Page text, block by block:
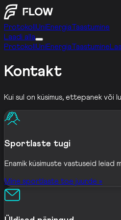
Protokoll UniEnergiaTaastumine
Laadi alla
Protokoll UniEnergiaTaastumine
Kontakt
Kui sul on küsimus, ettepanek või
Sportlaste tugi
Enamik küsimuste vastuseid
Mine sportlaste toe juurde »